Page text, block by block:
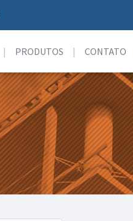
PRODUTOS CONTATO